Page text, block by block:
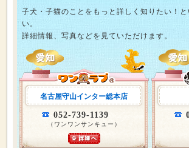
子犬・子猫のことをもっと詳しく知りたい！
い。
詳細情報、写真などを見ていただけます。
名古屋守山インター総本店
052-739-1139
（ワンワンサンキュー）